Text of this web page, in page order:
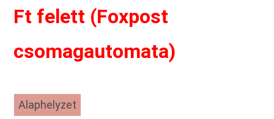
Ft felett (Foxpost
csomagautomata)
Alaphelyzet